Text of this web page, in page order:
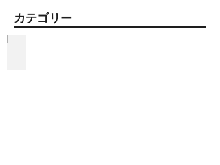
​カテゴリー